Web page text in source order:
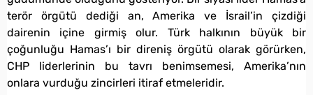
terör örgütü dediği an, Amerika ve İsrail’in çizdiği
dairenin içine girmiş olur. Türk halkının büyük bir
çoğunluğu Hamas’ı bir direniş örgütü olarak görürken,
CHP liderlerinin bu tavrı benimsemesi, Amerika’nın
onlara vurduğu zincirleri itiraf etmeleridir.